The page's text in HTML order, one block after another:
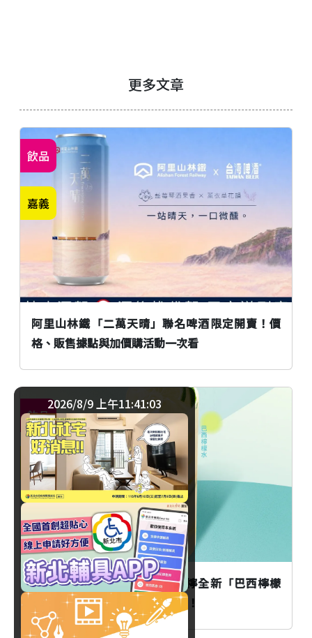
更多文章
阿里山林鐵「二萬天晴」聯名啤酒限定開賣！價
格、販售據點與加價購活動一次看
飲品
嘉義
把南美洲的夏天喝進口中！阿檸全新「巴西檸檬
水」清爽登場、限時優惠等著你！
飲品
臺北
2026/8/9 上午11:41:04